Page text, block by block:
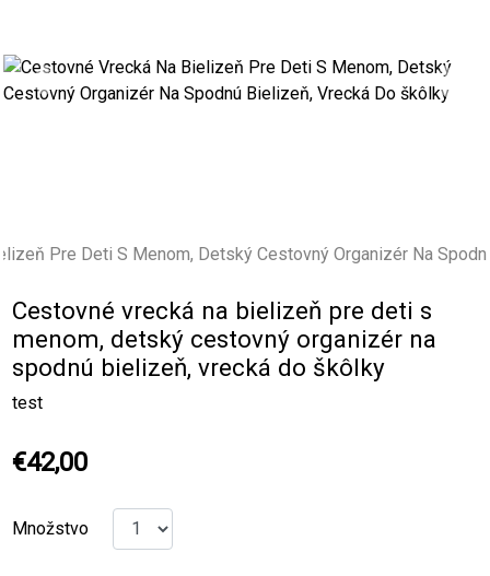
Previous Next
Cestovné vrecká na bielizeň pre deti s
menom, detský cestovný organizér na
spodnú bielizeň, vrecká do škôlky
test
€42,00
Množstvo